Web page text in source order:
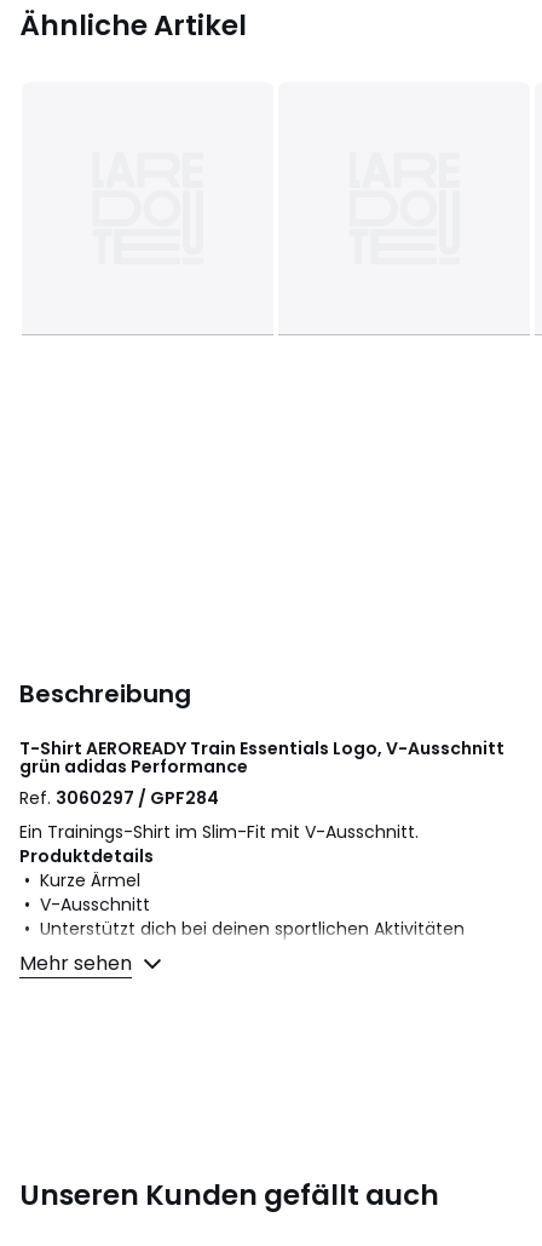
Ähnliche Artikel
Beschreibung
T-Shirt AEROREADY Train Essentials Logo, V-Ausschnitt
grün adidas Performance
Ref. 3060297 / GPF284
Ein Trainings-Shirt im Slim-Fit mit V-Ausschnitt.
Produktdetails
• Kurze Ärmel
• V-Ausschnitt
• Unterstützt dich bei deinen sportlichen Aktivitäten
Material und Pflege
Mehr sehen
Unseren Kunden gefällt auch